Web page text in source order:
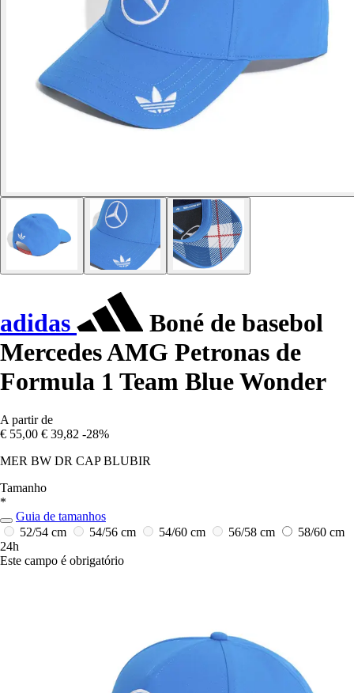
adidas
Boné de basebol
Mercedes AMG Petronas de
Formula 1 Team Blue Wonder
A partir de
€ 55,00 € 39,82 -28%
MER BW DR CAP BLUBIR
Tamanho
*
Guia de tamanhos
52/54 cm
54/56 cm 54/60 cm 56/58 cm
58/60 cm
24h
Este campo é obrigatório